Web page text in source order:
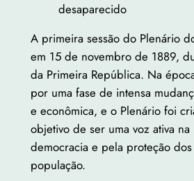
desaparecido
A primeira sessão do Plenário
em 15 de novembro de 1889,
da Primeira República. Na
por uma fase de intensa
e econômica, e o Plenário foi
objetivo de ser uma voz ativa na
democracia e pela proteção
população.